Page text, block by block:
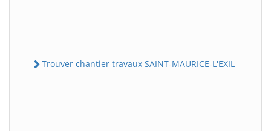
Trouver chantier travaux SAINT-MAURICE-L'EXIL